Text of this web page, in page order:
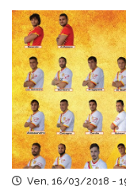
Ven, 16/03/2018 -